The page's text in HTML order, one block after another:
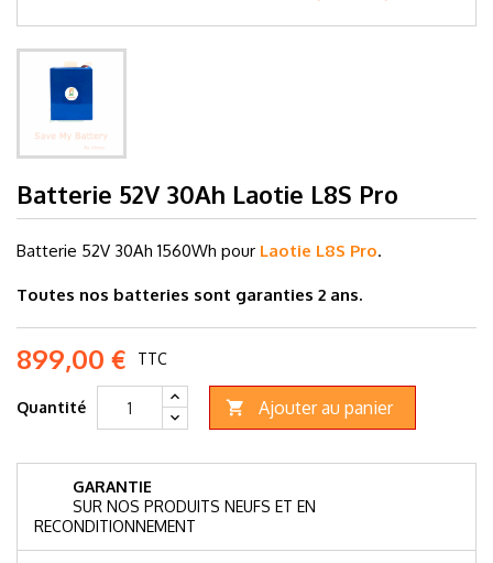
Batterie 52V 30Ah Laotie L8S Pro
Batterie 52V 30Ah 1560Wh pour Laotie L8S Pro.
Toutes nos batteries sont garanties 2 ans.
899,00 € TTC
Quantité  Ajouter au panier
GARANTIE
SUR NOS PRODUITS NEUFS ET EN
RECONDITIONNEMENT